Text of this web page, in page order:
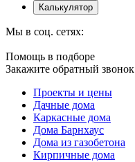
Калькулятор
Мы в соц. сетях:
Помощь в подборе
Закажите обратный звонок
Проекты и цены
Дачные дома
Каркасные дома
Дома Барнхаус
Дома из газобетона
Кирпичные дома